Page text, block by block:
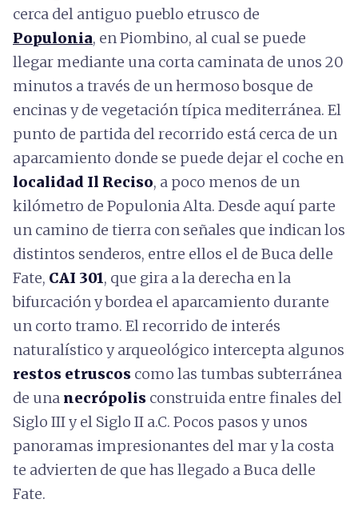
cerca del antiguo pueblo etrusco de
Populonia, en Piombino, al cual se puede
llegar mediante una corta caminata de unos 20
minutos a través de un hermoso bosque de
encinas y de vegetación típica mediterránea. El
punto de partida del recorrido está cerca de un
aparcamiento donde se puede dejar el coche en
localidad Il Reciso, a poco menos de un
kilómetro de Populonia Alta. Desde aquí parte
un camino de tierra con señales que indican los
distintos senderos, entre ellos el de Buca delle
Fate, CAI 301, que gira a la derecha en la
bifurcación y bordea el aparcamiento durante
un corto tramo. El recorrido de interés
naturalístico y arqueológico intercepta algunos
restos etruscos como las tumbas subterránea
de una necrópolis construida entre finales del
Siglo III y el Siglo II a.C. Pocos pasos y unos
panoramas impresionantes del mar y la costa
te advierten de que has llegado a Buca delle
Fate.